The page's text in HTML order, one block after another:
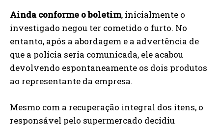
Ainda conforme o boletim, inicialmente o
investigado negou ter cometido o furto. No
entanto, após a abordagem e a advertência de
que a polícia seria comunicada, ele acabou
devolvendo espontaneamente os dois produtos
ao representante da empresa.
Mesmo com a recuperação integral dos itens, o
responsável pelo supermercado decidiu